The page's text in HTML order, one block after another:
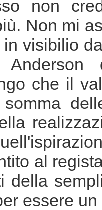
non
Non mi
visibilio
che il
somma
al
della
essere